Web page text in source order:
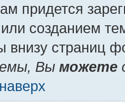
придется
созданием
внизу страниц
Вы можете